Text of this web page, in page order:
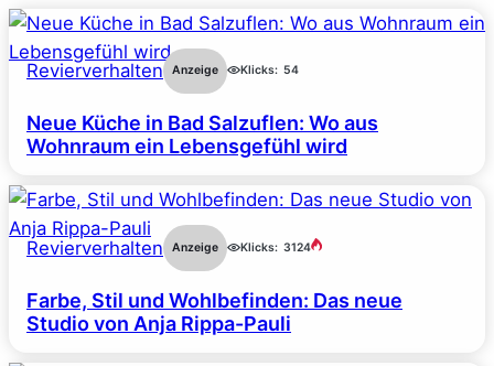
Revierverhalten Anzeige Klicks: 54
Neue Küche in Bad Salzuflen: Wo aus
Wohnraum ein Lebensgefühl wird
Revierverhalten Anzeige Klicks: 3124
Farbe, Stil und Wohlbefinden: Das neue
Studio von Anja Rippa-Pauli